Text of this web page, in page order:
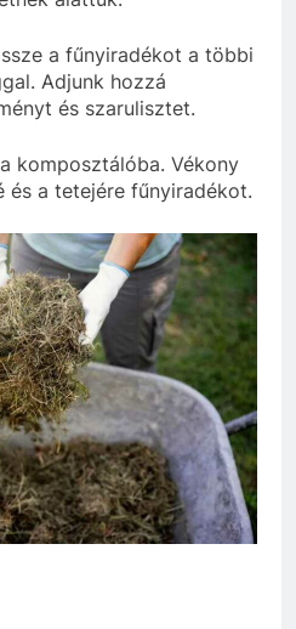
a fűnyiradékot a többi
Adjunk hozzá
és szarulisztet.
komposztálóba. Vékony
és a tetejére fűnyiradékot.